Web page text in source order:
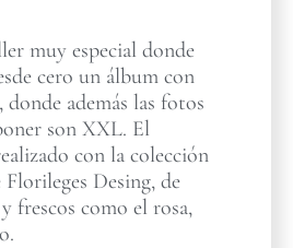
muy especial donde
cero un álbum con
donde además las fotos
son XXL. El
con la colección
Florileges Desing, de
frescos como el rosa,